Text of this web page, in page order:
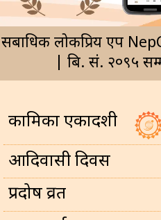
सर्बाधिक लोकप्रिय एप
| बि. सं. २०९५
कामिका एकादशी
आदिवासी दिवस
प्रदोष व्रत